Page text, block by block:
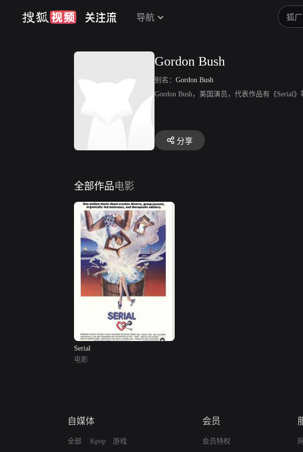
导航
Gordon Bush
别名： Gordon Bush
Gordon Bush，美国演员，代表作品有《Serial》
分享
全部作品电影
Serial
电影
自媒体
全部 Kpop 游戏
会员
会员特权